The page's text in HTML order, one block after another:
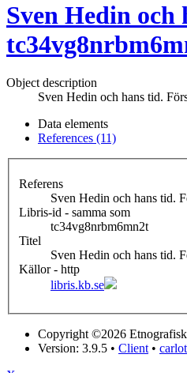
Sven Hedin
Object description
Sven Hedin och hans tid.
Data elements
References (11)
Referens
Sven Hedin och hans tid.
Libris-id - samma som
tc34vg8nrbm6mn2t
Titel
Sven Hedin och hans tid.
Källor - http
libris.kb.se
Copyright ©2026
Version: 3.9.5 • Client •